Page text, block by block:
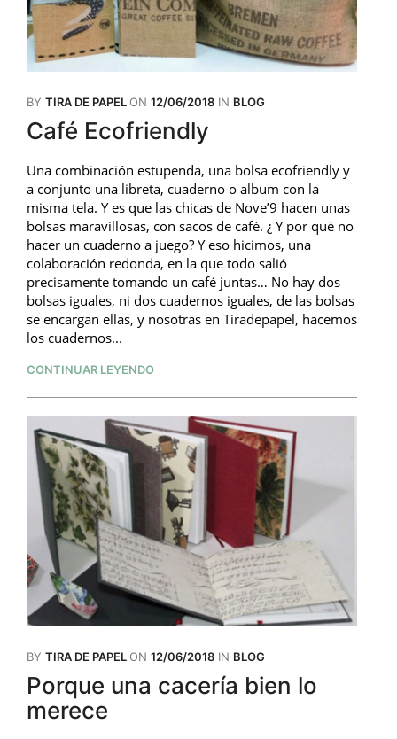
BY TIRA DE PAPELON 12/06/2018 IN BLOG
Café Ecofriendly
Una combinación estupenda, una bolsa ecofriendly y
a conjunto una libreta, cuaderno o album con la
misma tela. Y es que las chicas de Nove’9 hacen unas
bolsas maravillosas, con sacos de café. ¿ Y por qué no
hacer un cuaderno a juego? Y eso hicimos, una
colaboración redonda, en la que todo salió
precisamente tomando un café juntas… No hay dos
bolsas iguales, ni dos cuadernos iguales, de las bolsas
se encargan ellas, y nosotras en Tiradepapel, hacemos
los cuadernos...
CONTINUAR LEYENDO
BY TIRA DE PAPELON 12/06/2018 IN BLOG
Porque una cacería bien lo
merece